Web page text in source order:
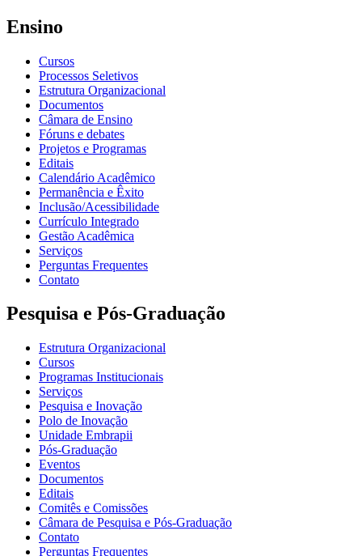
Ensino
Cursos
Processos Seletivos
Estrutura Organizacional
Documentos
Câmara de Ensino
Fóruns e debates
Projetos e Programas
Editais
Calendário Acadêmico
Permanência e Êxito
Inclusão/Acessibilidade
Currículo Integrado
Gestão Acadêmica
Serviços
Perguntas Frequentes
Contato
Pesquisa e Pós-Graduação
Estrutura Organizacional
Cursos
Programas Institucionais
Serviços
Pesquisa e Inovação
Polo de Inovação
Unidade Embrapii
Pós-Graduação
Eventos
Documentos
Editais
Comitês e Comissões
Câmara de Pesquisa e Pós-Graduação
Contato
Perguntas Frequentes